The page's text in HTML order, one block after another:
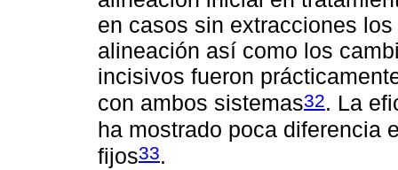
en casos sin extracciones
alineación así como los
incisivos fueron
con ambos sistemas32. La
ha mostrado poca diferencia
fijos33.